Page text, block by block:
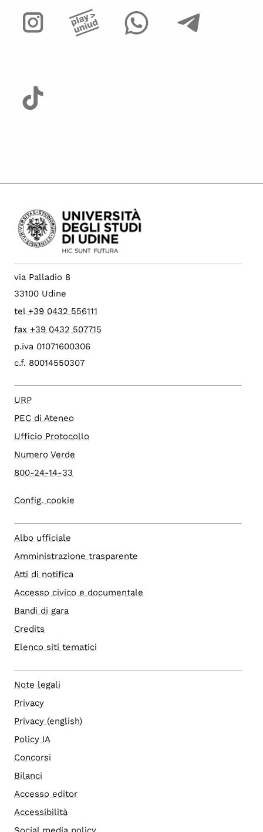
via Palladio 8
33100 Udine
tel +39 0432 556111
fax +39 0432 507715
p.iva 01071600306
c.f. 80014550307
URP
PEC di Ateneo
Ufficio Protocollo
Numero Verde
800-24-14-33
Config. cookie
Albo ufficiale
Amministrazione trasparente
Atti di notifica
Accesso civico e documentale
Bandi di gara
Credits
Elenco siti tematici
Note legali
Privacy
Privacy (english)
Policy IA
Concorsi
Bilanci
Accesso editor
Accessibilità